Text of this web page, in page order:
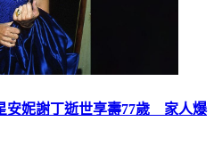
安妮謝丁逝世享壽77歲 家人爆